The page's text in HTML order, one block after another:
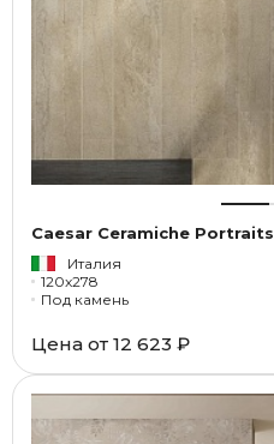
Caesar Ceramiche Portraits
Италия
120x278
Под камень
Цена от 12 623 ₽